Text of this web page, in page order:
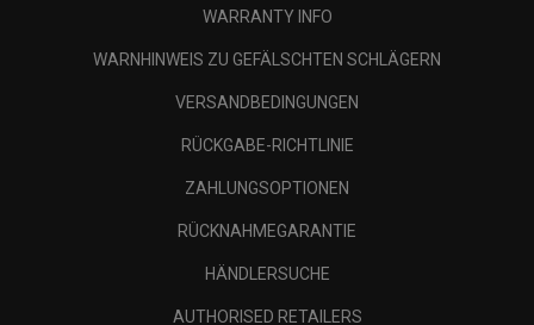
WARRANTY INFO
WARNHINWEIS ZU GEFÄLSCHTEN SCHLÄGERN
VERSANDBEDINGUNGEN
RÜCKGABE-RICHTLINIE
ZAHLUNGSOPTIONEN
RÜCKNAHMEGARANTIE
HÄNDLERSUCHE
AUTHORISED RETAILERS